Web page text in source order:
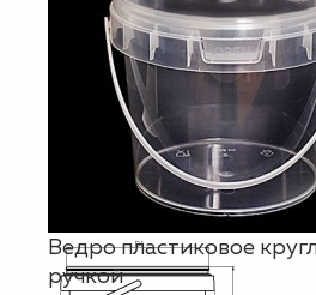
Ведро пластиковое
ручкой